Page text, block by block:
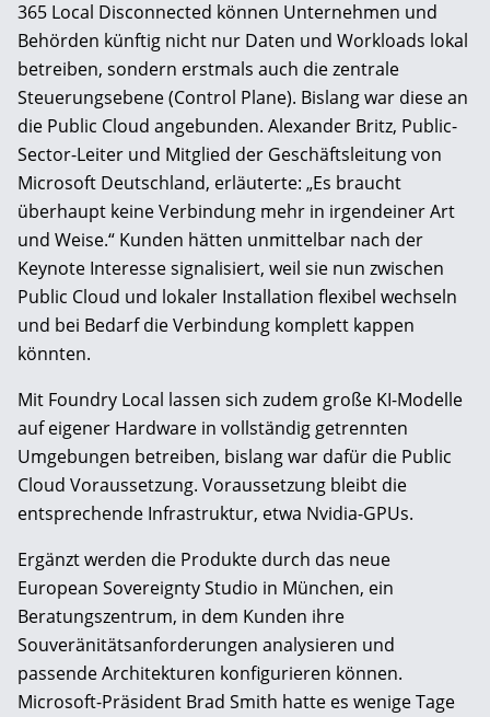
365 Local Disconnected können Unternehmen und
Behörden künftig nicht nur Daten und Workloads lokal
betreiben, sondern erstmals auch die zentrale
Steuerungsebene (Control Plane). Bislang war diese an
die Public Cloud angebunden. Alexander Britz, Public-
Sector-Leiter und Mitglied der Geschäftsleitung von
Microsoft Deutschland, erläuterte: „Es braucht
überhaupt keine Verbindung mehr in irgendeiner Art
und Weise.“ Kunden hätten unmittelbar nach der
Keynote Interesse signalisiert, weil sie nun zwischen
Public Cloud und lokaler Installation flexibel wechseln
und bei Bedarf die Verbindung komplett kappen
könnten.
Mit Foundry Local lassen sich zudem große KI-Modelle
auf eigener Hardware in vollständig getrennten
Umgebungen betreiben, bislang war dafür die Public
Cloud Voraussetzung. Voraussetzung bleibt die
entsprechende Infrastruktur, etwa Nvidia-GPUs.
Ergänzt werden die Produkte durch das neue
European Sovereignty Studio in München, ein
Beratungszentrum, in dem Kunden ihre
Souveränitätsanforderungen analysieren und
passende Architekturen konfigurieren können.
Microsoft-Präsident Brad Smith hatte es wenige Tage